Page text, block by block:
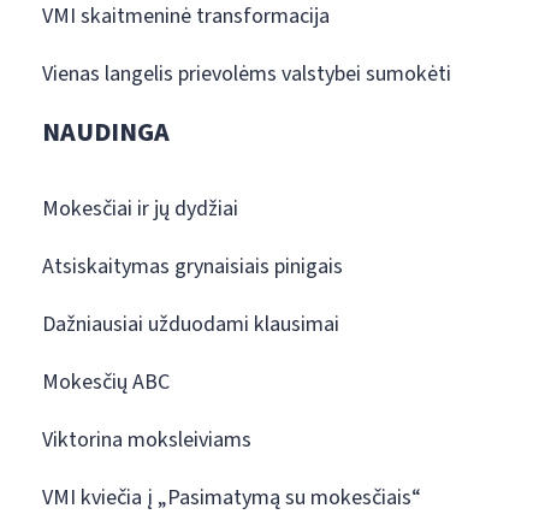
VMI skaitmeninė transformacija
Vienas langelis prievolėms valstybei sumokėti
NAUDINGA
Mokesčiai ir jų dydžiai
Atsiskaitymas grynaisiais pinigais
Dažniausiai užduodami klausimai
Mokesčių ABC
Viktorina moksleiviams
VMI kviečia į „Pasimatymą su mokesčiais“